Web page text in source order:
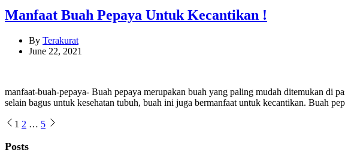
Manfaat Buah Pepaya Untuk Kecantikan !
By Terakurat
June 22, 2021
manfaat-buah-pepaya- Buah pepaya merupakan buah yang paling mudah ditemukan di
selain bagus untuk kesehatan tubuh, buah ini juga bermanfaat untuk kecantikan. Buah
Posts
pagination
1 2 … 5
Posts